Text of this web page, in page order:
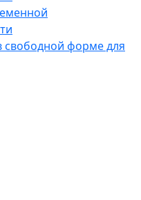
свободной форме для